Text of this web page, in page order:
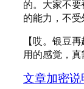
的。大家不
的能力，不受
【哎。银豆
用的感觉，真
文章加密说